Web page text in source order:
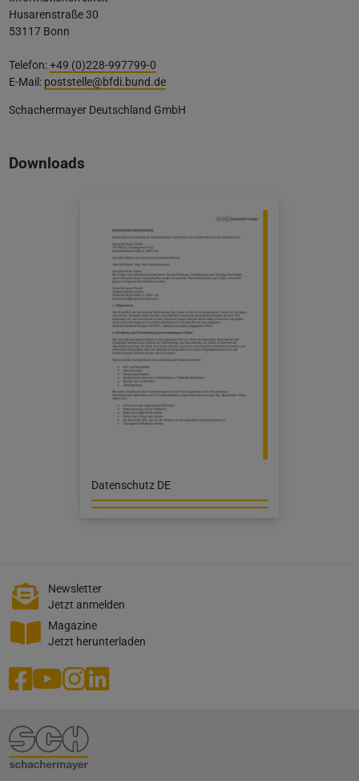
Husarenstraße 30
53117 Bonn
Telefon:+49 (0)228-997799-0
E-Mail: poststelle@bfdi.bund.de
Schachermayer Deutschland GmbH
Downloads
Datenschutz DE
Newsletter
Jetzt anmelden
Magazine
Jetzt herunterladen